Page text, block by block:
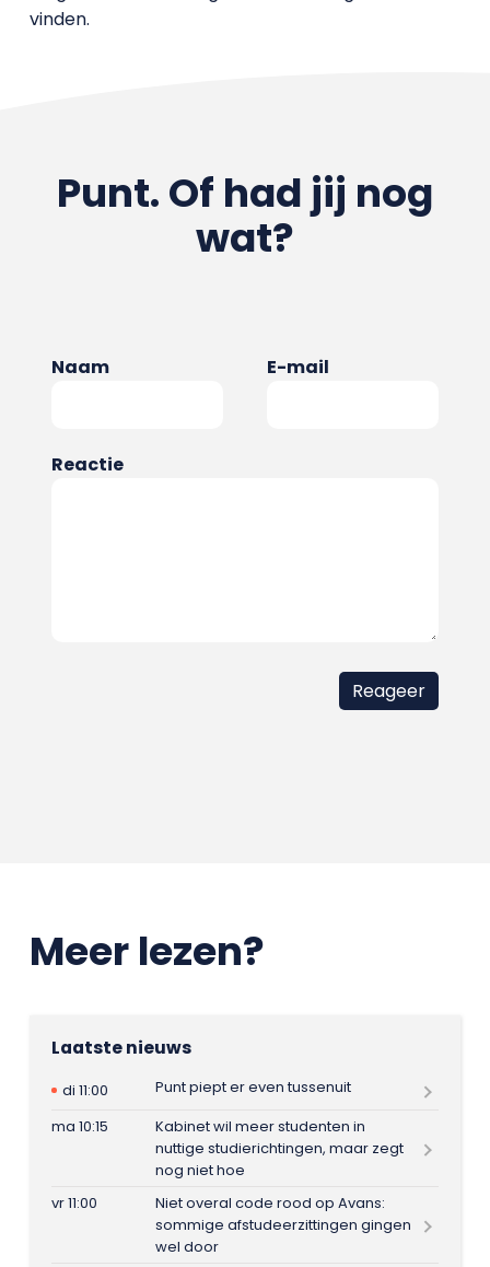
vinden.
Punt. Of had jij nog
wat?
Naam E-mail
Reactie
Meer lezen?
Laatste nieuws
di 11:00
Punt piept er even tussenuit
ma 10:15
Kabinet wil meer studenten in
nuttige studierichtingen, maar zegt
nog niet hoe
vr 11:00
Niet overal code rood op Avans:
sommige afstudeerzittingen gingen
wel door